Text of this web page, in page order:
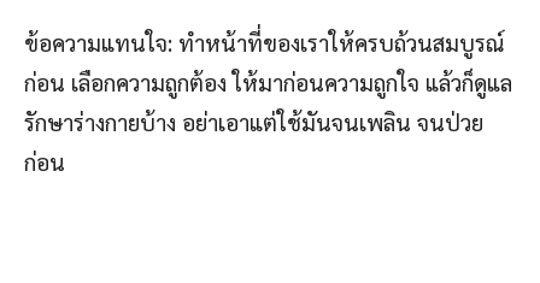
ข้อความแทนใจ: ทำหน้าที่ของเราให้ครบถ้วนสมบูรณ์
ก่อน เลือกความถูกต้อง ให้มาก่อนความถูกใจ แล้วก็ดูแล
รักษาร่างกายบ้าง อย่าเอาแต่ใช้มันจนเพลิน จนป่วย
ก่อน